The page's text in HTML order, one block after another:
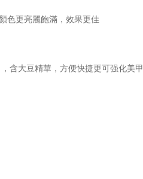
色更亮麗飽滿，效果更佳
含大豆精華，方便快捷更可强化美甲